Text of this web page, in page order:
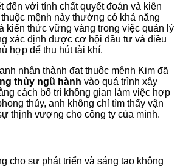
đến với tính chất quyết đoán và kiên
mệnh này thường có khả năng
kiến thức vững vàng trong việc quản lý
xác định được cơ hội đầu tư và điều
hợp để thu hút tài khí.
nhân thành đạt thuộc mệnh Kim đã
thủy ngũ hành vào quá trình xây
cách bố trí không gian làm việc hợp
thủy, anh không chỉ tìm thấy vận
thịnh vượng cho công ty của mình.
cho sự phát triển và sáng tạo không